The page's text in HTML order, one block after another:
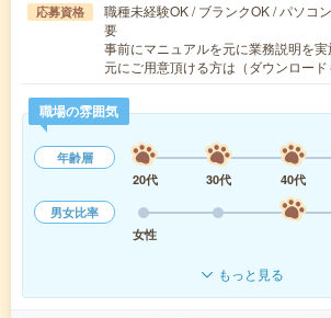
応募資格
職種未経験OK / ブランクOK / パソコ
要
事前にマニュアルを元に業務説明を
元にご用意頂ける方は（ダウンロー
職場の雰囲気
年齢層
20代
30代 40代
男女比率
女性
もっと見る